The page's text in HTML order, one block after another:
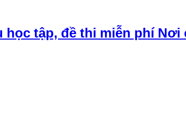
học tập, đề thi miễn phí Nơi